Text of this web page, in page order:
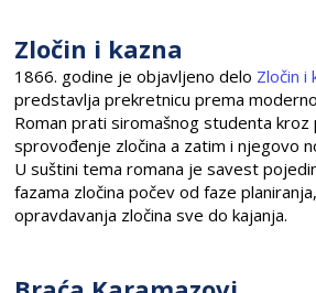
Zločin i kazna
1866. godine je objavljeno delo Zločin i
predstavlja prekretnicu prema
Roman prati siromašnog studenta kroz
sprovođenje zločina a zatim i njegovo
U suštini tema romana je savest
fazama zločina počev od faze
opravdavanja zločina sve do kajanja.